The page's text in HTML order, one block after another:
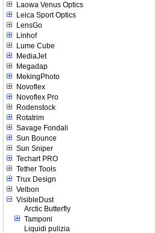
Laowa Venus Optics
Leica Sport Optics
LensGo
Linhof
Lume Cube
MediaJet
Megadap
MekingPhoto
Novoflex
Novoflex Pro
Rodenstock
Rotatrim
Savage Fondali
Sun Bounce
Sun Sniper
Techart PRO
Tether Tools
Trux Design
Velbon
VisibleDust
Arctic Butterfly
Tamponi
Liquidi pulizia